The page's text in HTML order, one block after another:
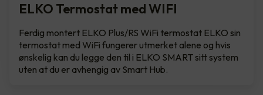
ELKO Termostat med WIFI
Ferdig montert ELKO Plus/RS WiFi termostat ELKO sin
termostat med WiFi fungerer utmerket alene og hvis
ønskelig kan du legge den til i ELKO SMART sitt system
uten at du er avhengig av Smart Hub.